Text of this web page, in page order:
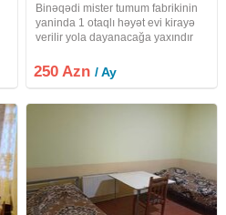
Binəqədi mister tumum fabrikinin
yaninda 1 otaqlı həyət evi kirayə
verilir yola dayanacağa yaxındır
250 Azn/ Ay